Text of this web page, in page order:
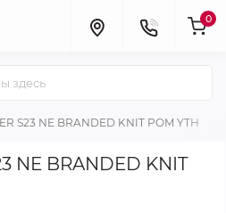
0
S23 NE BRANDED KNIT POM YTH
NE BRANDED KNIT